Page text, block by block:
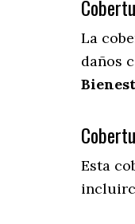
La
daños
Esta